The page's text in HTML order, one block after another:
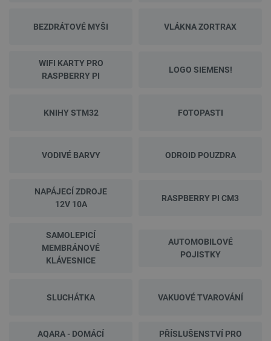
BEZDRÁTOVÉ MYŠI VLÁKNA ZORTRAX
WIFI KARTY PRO
RASPBERRY PI
LOGO SIEMENS!
KNIHY STM32 FOTOPASTI
VODIVÉ BARVY ODROID POUZDRA
NAPÁJECÍ ZDROJE
12V 10A
RASPBERRY PI CM3
SAMOLEPICÍ
MEMBRÁNOVÉ
KLÁVESNICE
AUTOMOBILOVÉ
POJISTKY
SLUCHÁTKA VAKUOVÉ TVAROVÁNÍ
AQARA - DOMÁCÍ
PŘÍSLUŠENSTVÍ PRO